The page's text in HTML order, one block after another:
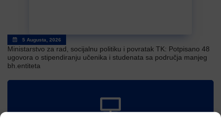
5 Augusta, 2026
Ministarstvo za rad, socijalnu politiku i povratak TK: Potpisano 48
ugovora o stipendiranju učenika i studenata sa područja manjeg
bh.entiteta